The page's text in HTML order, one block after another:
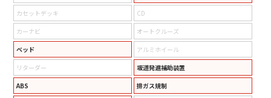
カセットデッキ
CD
カーナビ
オートクルーズ
ベッド
アルミホイール
リターダー
坂道発進補助装置
ABS
排ガス規制